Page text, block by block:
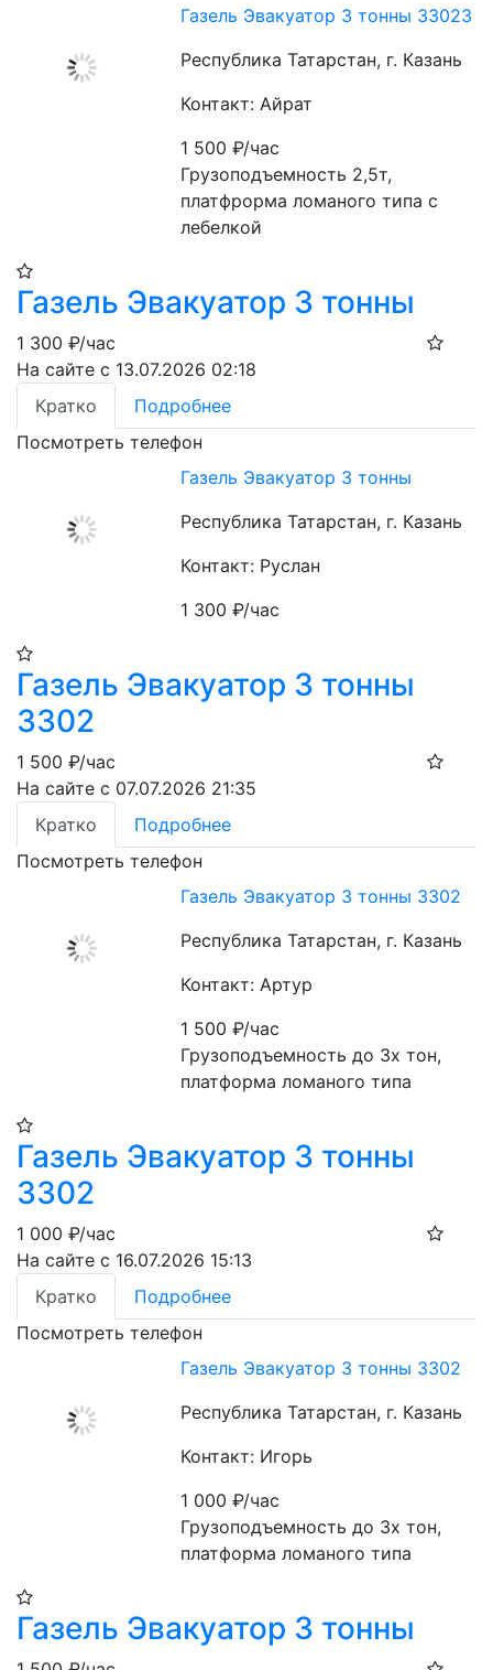
Газель Эвакуатор 3 тонны 33023
Республика Татарстан, г. Казань
Контакт: Айрат
1 500₽/час
Грузоподъемность 2,5т,
платфрорма ломаного типа с
лебелкой
Газель Эвакуатор 3 тонны
1 300 ₽/час
На сайте с 13.07.2026 02:18
Кратко
Подробнее
Посмотреть телефон
Газель Эвакуатор 3 тонны
Республика Татарстан, г. Казань
Контакт: Руслан
1 300₽/час
Газель Эвакуатор 3 тонны
3302
1 500 ₽/час
На сайте с 07.07.2026 21:35
Кратко
Подробнее
Посмотреть телефон
Газель Эвакуатор 3 тонны 3302
Республика Татарстан, г. Казань
Контакт: Артур
1 500₽/час
Грузоподъемность до 3х тон,
платформа ломаного типа
Газель Эвакуатор 3 тонны
3302
1 000 ₽/час
На сайте с 16.07.2026 15:13
Кратко
Подробнее
Посмотреть телефон
Газель Эвакуатор 3 тонны 3302
Республика Татарстан, г. Казань
Контакт: Игорь
1 000₽/час
Грузоподъемность до 3х тон,
платформа ломаного типа
Газель Эвакуатор 3 тонны